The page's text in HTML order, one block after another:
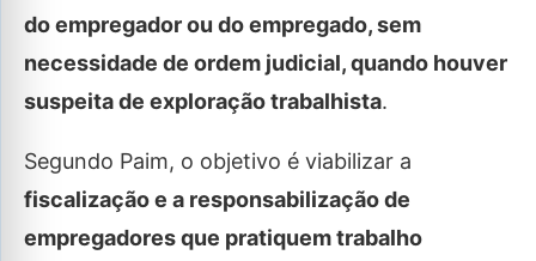
do empregador ou do empregado, sem
necessidade de ordem judicial, quando houver
suspeita de exploração trabalhista.
Segundo Paim, o objetivo é viabilizar a
fiscalização e a responsabilização de
empregadores que pratiquem trabalho